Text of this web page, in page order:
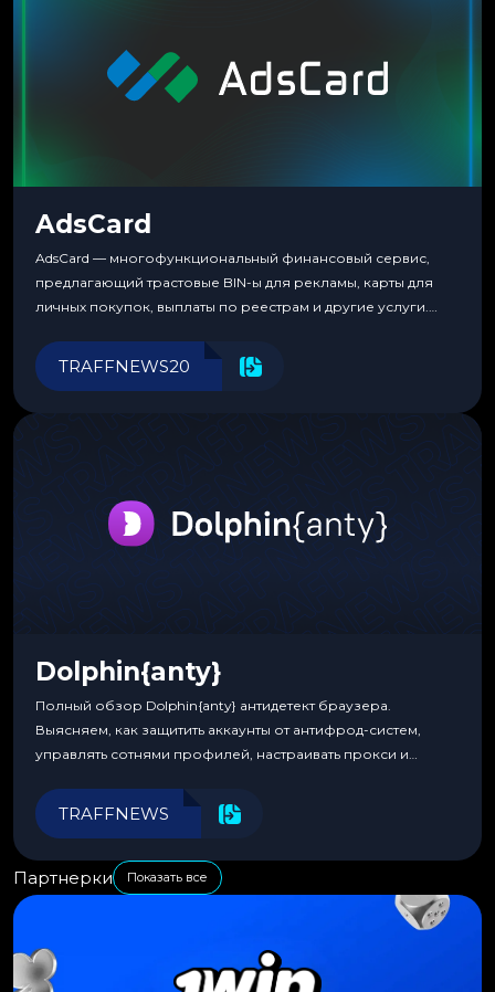
AdsCard
AdsCard — многофункциональный финансовый сервис,
предлагающий трастовые BIN-ы для рекламы, карты для
личных покупок, выплаты по реестрам и другие услуги.
инструменты для управления финансами.
TRAFFNEWS20
Dolphin{anty}
Полный обзор Dolphin{anty} антидетект браузера.
Выясняем, как защитить аккаунты от антифрод-систем,
управлять сотнями профилей, настраивать прокси и
эффективности.
TRAFFNEWS
Партнерки Показать все